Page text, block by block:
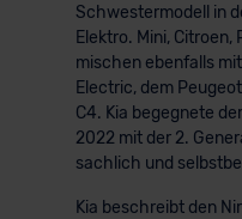
Schwestermodell in
Elektro. Mini,
mischen ebenfalls
Electric, dem
C4. Kia begegnete
2022 mit der 2.
sachlich und
Kia beschreibt den